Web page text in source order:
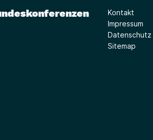
Kontakt
Impressum
Datenschutz
Sitemap